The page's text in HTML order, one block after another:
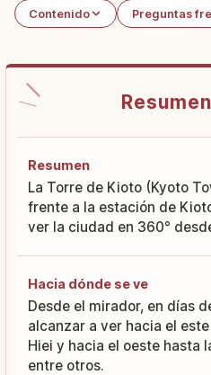
Contenido Preguntas
Resumen
La Torre de Kioto (Kyoto
frente a la estación de
ver la ciudad en 360°
Hacia dónde se ve
Desde el mirador, en días
alcanzar a ver hacia el
Hiei y hacia el oeste hasta
entre otros.